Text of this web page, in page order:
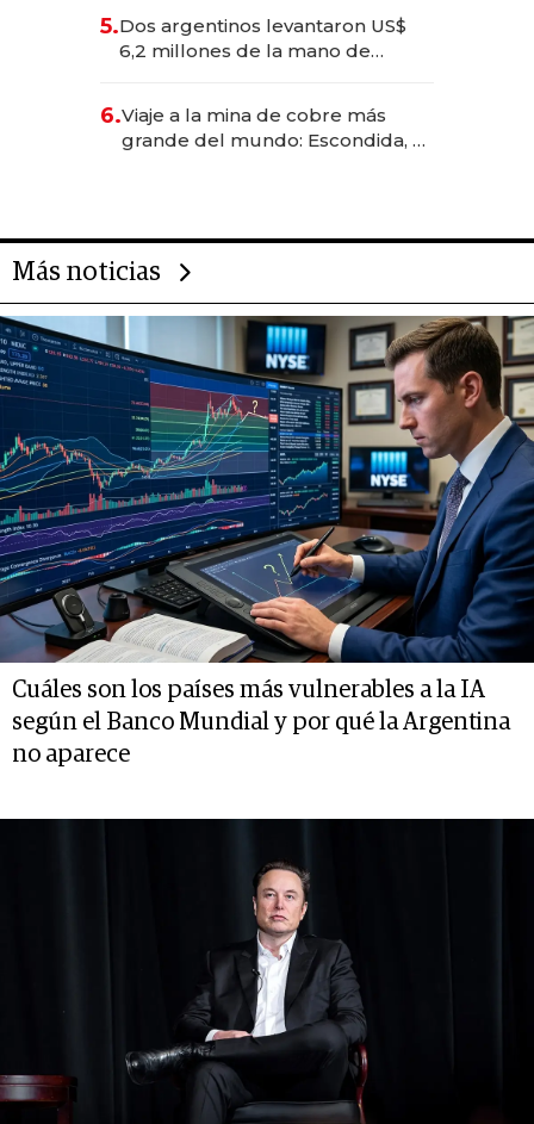
para convertirse en experiencias
transformadoras
5.Dos argentinos levantaron US$
6,2 millones de la mano de
6.Viaje a la mina de cobre más
grande del mundo: Escondida, el
Más noticias
Cuáles son los países más vulnerables a la IA
según el Banco Mundial y por qué la Argentina
no aparece